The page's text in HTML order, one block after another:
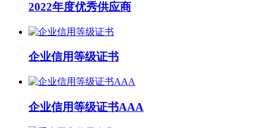
2022年度优秀供应商
企业信用等级证书
企业信用等级证书AAA